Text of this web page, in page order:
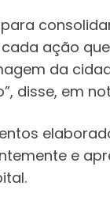
para
cada ação
da
disse, em
e